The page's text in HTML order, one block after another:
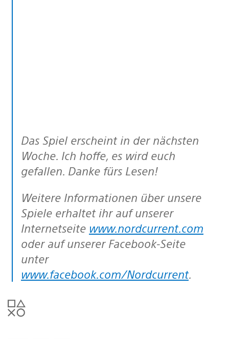
Das Spiel erscheint in der nächsten
Woche. Ich hoffe, es wird euch
gefallen. Danke fürs Lesen!
Weitere Informationen über unsere
Spiele erhaltet ihr auf unserer
Internetseite www.nordcurrent.com
oder auf unserer Facebook-Seite
unter
www.facebook.com/Nordcurrent.